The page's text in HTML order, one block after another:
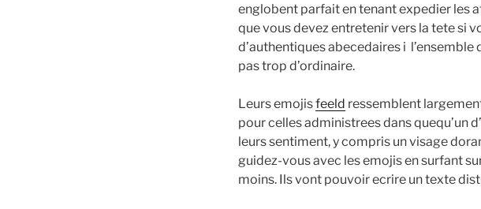
englobent parfait en tenant expedier les
que vous devez entretenir vers la tete si
d’authentiques abecedaires i
pas trop d’ordinaire.
Leurs emojisfeeld ressemblent
pour celles administrees dans quequ’un
leurs sentiment, y compris un visage
guidez-vous avec les emojis en surfant
moins. Ils vont pouvoir ecrire un texte